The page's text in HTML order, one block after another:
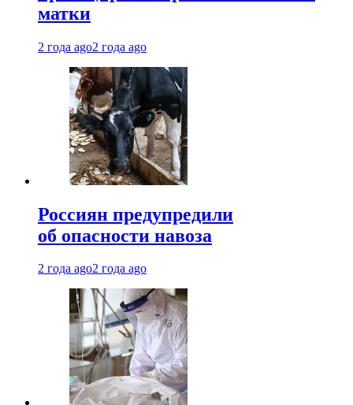
матки
2 года ago2 года ago
Россиян предупредили
об опасности навоза
2 года ago2 года ago